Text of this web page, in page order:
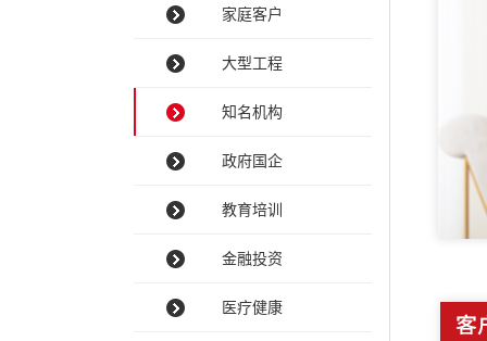
家庭客户
大型工程
知名机构
政府国企
教育培训
金融投资
医疗健康